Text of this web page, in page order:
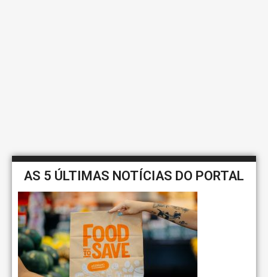
AS 5 ÚLTIMAS NOTÍCIAS DO PORTAL